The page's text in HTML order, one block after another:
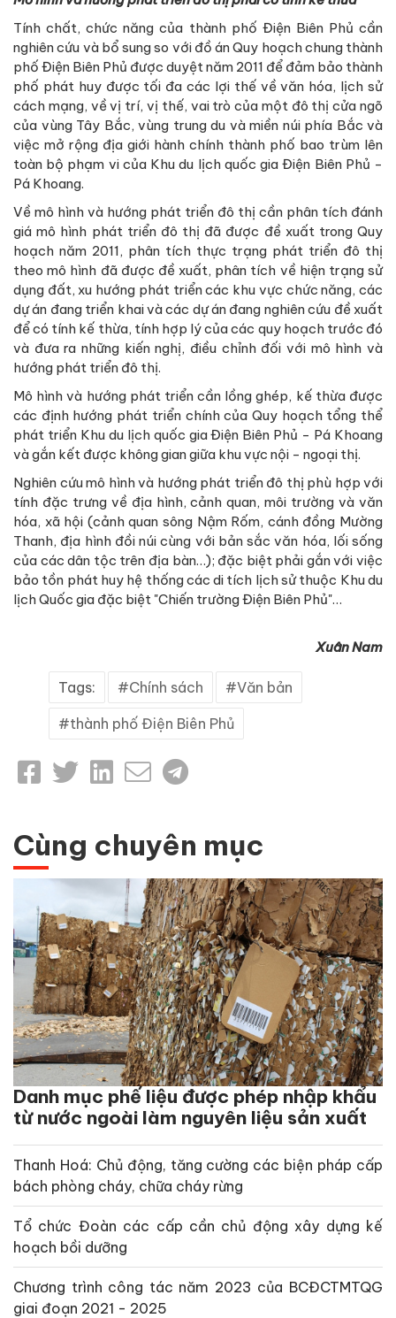
Tính chất, chức năng của thành phố Điện Biên Phủ cần
nghiên cứu và bổ sung so với đồ án Quy hoạch chung thành
phố Điện Biên Phủ được duyệt năm 2011 để đảm bảo thành
phố phát huy được tối đa các lợi thế về văn hóa, lịch sử
cách mạng, về vị trí, vị thế, vai trò của một đô thị cửa ngõ
của vùng Tây Bắc, vùng trung du và miền núi phía Bắc và
việc mở rộng địa giới hành chính thành phố bao trùm lên
toàn bộ phạm vi của Khu du lịch quốc gia Điện Biên Phủ -
Pá Khoang.
Về mô hình và hướng phát triển đô thị cần phân tích đánh
giá mô hình phát triển đô thị đã được đề xuất trong Quy
hoạch năm 2011, phân tích thực trạng phát triển đô thị
theo mô hình đã được đề xuất, phân tích về hiện trạng sử
dụng đất, xu hướng phát triển các khu vực chức năng, các
dự án đang triển khai và các dự án đang nghiên cứu đề xuất
để có tính kế thừa, tính hợp lý của các quy hoạch trước đó
và đưa ra những kiến nghị, điều chỉnh đối với mô hình và
hướng phát triển đô thị.
Mô hình và hướng phát triển cần lồng ghép, kế thừa được
các định hướng phát triển chính của Quy hoạch tổng thể
phát triển Khu du lịch quốc gia Điện Biên Phủ - Pá Khoang
và gắn kết được không gian giữa khu vực nội - ngoại thị.
Nghiên cứu mô hình và hướng phát triển đô thị phù hợp với
tính đặc trưng về địa hình, cảnh quan, môi trường và văn
hóa, xã hội (cảnh quan sông Nậm Rốm, cánh đồng Mường
Thanh, địa hình đồi núi cùng với bản sắc văn hóa, lối sống
của các dân tộc trên địa bàn…); đặc biệt phải gắn với việc
bảo tồn phát huy hệ thống các di tích lịch sử thuộc Khu du
lịch Quốc gia đặc biệt "Chiến trường Điện Biên Phủ"…
Xuân Nam
Tags: Chính sách Văn bản
thành phố Điện Biên Phủ
Cùng chuyên mục
Danh mục phế liệu được phép nhập khẩu
từ nước ngoài làm nguyên liệu sản xuất
Thanh Hoá: Chủ động, tăng cường các biện pháp cấp
bách phòng cháy, chữa cháy rừng
Tổ chức Đoàn các cấp cần chủ động xây dựng kế
hoạch bồi dưỡng
Chương trình công tác năm 2023 của BCĐCTMTQG
giai đoạn 2021 - 2025